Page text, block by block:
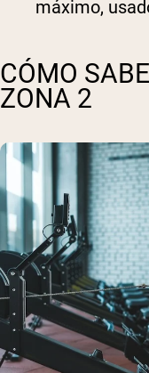
máximo,
CÓMO
ZONA 2